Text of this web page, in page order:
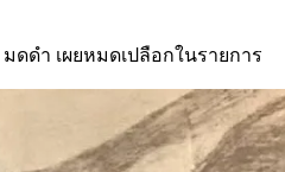
ดำ เผยหมดเปลือกในรายการ